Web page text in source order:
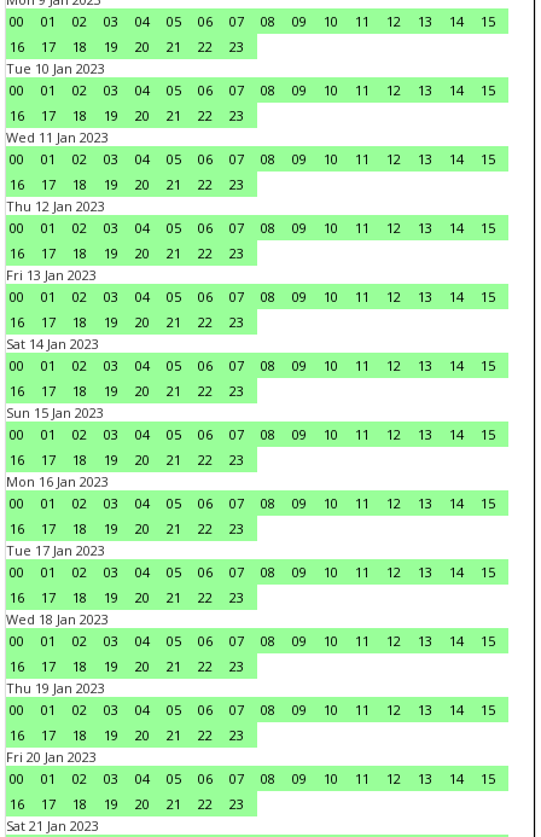
00
01 02 03 04 05 06 07 08 09 10 11 12 13 14
15
16
17 18 19 20 21 22
23
Tue 10 Jan 2023
00
01 02 03 04 05 06 07 08 09 10 11 12 13 14
15
16
17 18 19 20 21 22
23
Wed 11 Jan 2023
00
01 02 03 04 05 06 07 08 09 10 11 12 13 14
15
16
17 18 19 20 21 22
23
Thu 12 Jan 2023
00
01 02 03 04 05 06 07 08 09 10 11 12 13 14
15
16
17 18 19 20 21 22
23
Fri 13 Jan 2023
00
01 02 03 04 05 06 07 08 09 10 11 12 13 14
15
16
17 18 19 20 21 22
23
Sat 14 Jan 2023
00
01 02 03 04 05 06 07 08 09 10 11 12 13 14
15
16
17 18 19 20 21 22
23
Sun 15 Jan 2023
00
01 02 03 04 05 06 07 08 09 10 11 12 13 14
15
16
17 18 19 20 21 22
23
Mon 16 Jan 2023
00
01 02 03 04 05 06 07 08 09 10 11 12 13 14
15
16
17 18 19 20 21 22
23
Tue 17 Jan 2023
00
01 02 03 04 05 06 07 08 09 10 11 12 13 14
15
16
17 18 19 20 21 22
23
Wed 18 Jan 2023
00
01 02 03 04 05 06 07 08 09 10 11 12 13 14
15
16
17 18 19 20 21 22
23
Thu 19 Jan 2023
00
01 02 03 04 05 06 07 08 09 10 11 12 13 14
15
16
17 18 19 20 21 22
23
Fri 20 Jan 2023
00
01 02 03 04 05 06 07 08 09 10 11 12 13 14
15
16
17 18 19 20 21 22
23
Sat 21 Jan 2023